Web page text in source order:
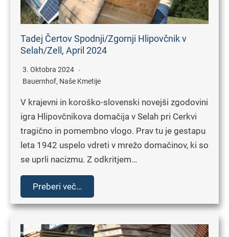
Tadej Čertov Spodnji/Zgornji Hlipovčnik v
Selah/Zell, April 2024
3. Oktobra 2024
Bauernhof, Naše Kmetije
V krajevni in koroško-slovenski novejši zgodovini
igra Hlipovčnikova domačija v Selah pri Cerkvi
tragično in pomembno vlogo. Prav tu je gestapu
leta 1942 uspelo vdreti v mrežo domačinov, ki so
se uprli nacizmu. Z odkritjem…
Preberi več…